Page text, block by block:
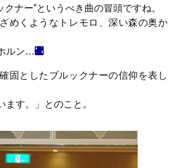
ナー”というべき曲の冒頭ですね。
めくようなトレモロ、深い森の奥か
ルン…
固としたブルックナーの信仰を表し
す。」とのこと。